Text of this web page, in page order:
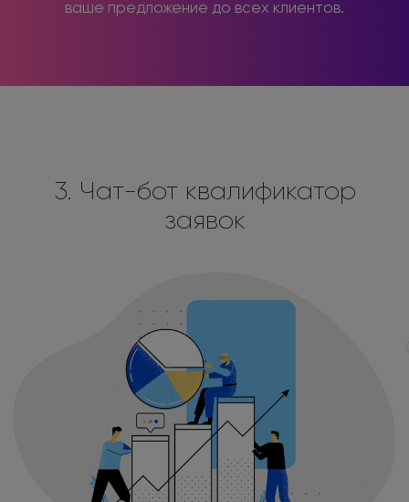
ваше предложение до всех клиентов.
3. Чат-бот квалификатор
заявок